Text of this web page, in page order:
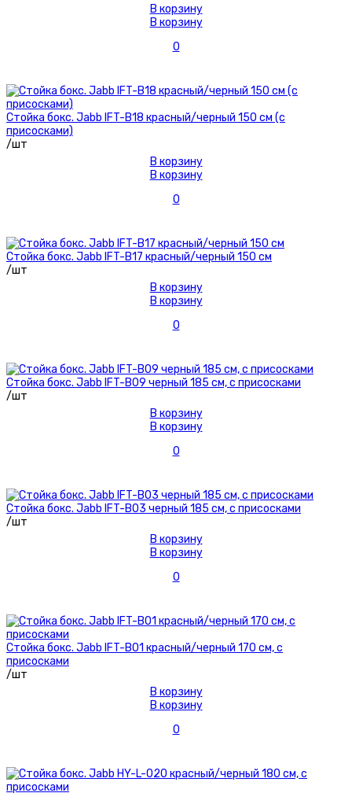
В корзину
В корзину
0
Стойка бокс. Jabb IFT-B18 красный/черный 150 см (с
присосками)
/шт
В корзину
В корзину
0
Стойка бокс. Jabb IFT-B17 красный/черный 150 см
/шт
В корзину
В корзину
0
Стойка бокс. Jabb IFT-B09 черный 185 см, с присосками
/шт
В корзину
В корзину
0
Стойка бокс. Jabb IFT-B03 черный 185 см, с присосками
/шт
В корзину
В корзину
0
Стойка бокс. Jabb IFT-B01 красный/черный 170 см, с
присосками
/шт
В корзину
В корзину
0